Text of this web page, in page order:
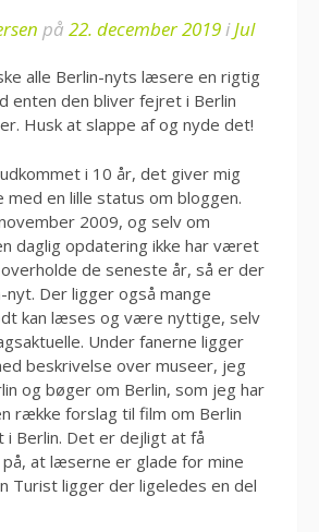
på 22. december 2019iJul
alle Berlin-nyts læsere en rigtig
enten den bliver fejret i Berlin
Husk at slappe af og nyde det!
i 10 år, det giver mig
med en lille status om bloggen.
2009, og selv om
daglig opdatering ikke har været
de seneste år, så er der
nyt. Der ligger også mange
kan læses og være nyttige, selv
Under fanerne ligger
beskrivelse over museer, jeg
og bøger om Berlin, som jeg har
række forslag til film om Berlin
Berlin. Det er dejligt at få
at læserne er glade for mine
Turist ligger der ligeledes en del